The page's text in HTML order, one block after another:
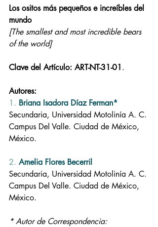
Los ositos más pequeños e increíbles del
mundo
[The smallest and most incredible bears
of the world]
Clave del Artículo: ART-NT-31-01.
Autores:
1. Briana Isadora Díaz Ferman*
Secundaria, Universidad Motolinía A. C.
Campus Del Valle. Ciudad de México,
México.
2. Amelia Flores Becerril
Secundaria, Universidad Motolinía A. C.
Campus Del Valle. Ciudad de México,
México.
* Autor de Correspondencia: